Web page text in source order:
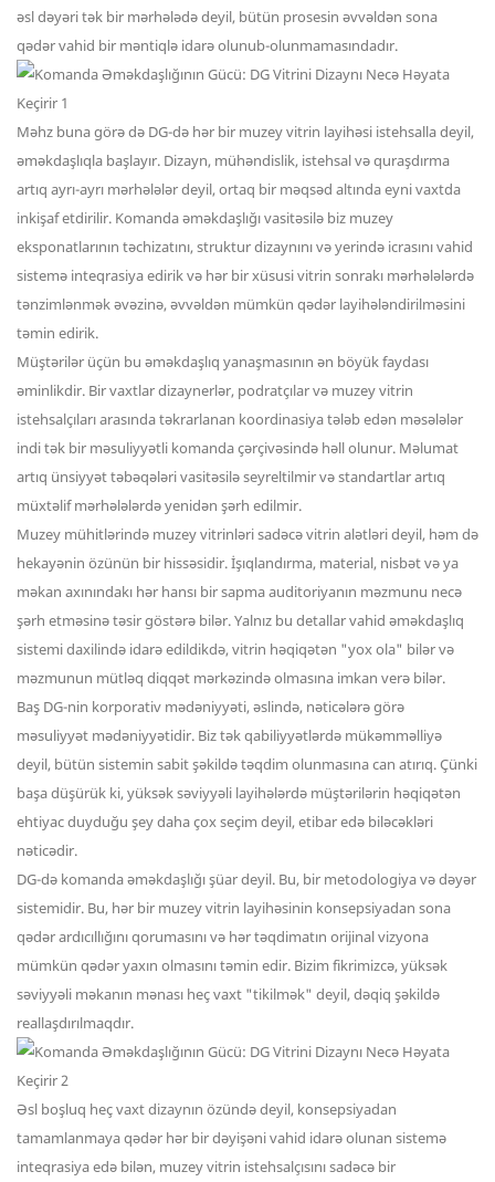
əsl dəyəri tək bir mərhələdə deyil, bütün prosesin əvvəldən sona
qədər vahid bir məntiqlə idarə olunub-olunmamasındadır.
Məhz buna görə də DG-də hər bir muzey vitrin layihəsi istehsalla deyil,
əməkdaşlıqla başlayır. Dizayn, mühəndislik, istehsal və quraşdırma
artıq ayrı-ayrı mərhələlər deyil, ortaq bir məqsəd altında eyni vaxtda
inkişaf etdirilir. Komanda əməkdaşlığı vasitəsilə biz muzey
eksponatlarının təchizatını, struktur dizaynını və yerində icrasını vahid
sistemə inteqrasiya edirik və hər bir xüsusi vitrin sonrakı mərhələlərdə
tənzimlənmək əvəzinə, əvvəldən mümkün qədər layihələndirilməsini
təmin edirik.
Müştərilər üçün bu əməkdaşlıq yanaşmasının ən böyük faydası
əminlikdir. Bir vaxtlar dizaynerlər, podratçılar və muzey vitrin
istehsalçıları arasında təkrarlanan koordinasiya tələb edən məsələlər
indi tək bir məsuliyyətli komanda çərçivəsində həll olunur. Məlumat
artıq ünsiyyət təbəqələri vasitəsilə seyreltilmir və standartlar artıq
müxtəlif mərhələlərdə yenidən şərh edilmir.
Muzey mühitlərində muzey vitrinləri sadəcə vitrin alətləri deyil, həm də
hekayənin özünün bir hissəsidir. İşıqlandırma, material, nisbət və ya
məkan axınındakı hər hansı bir sapma auditoriyanın məzmunu necə
şərh etməsinə təsir göstərə bilər. Yalnız bu detallar vahid əməkdaşlıq
sistemi daxilində idarə edildikdə, vitrin həqiqətən "yox ola" bilər və
məzmunun mütləq diqqət mərkəzində olmasına imkan verə bilər.
Baş DG-nin korporativ mədəniyyəti, əslində, nəticələrə görə
məsuliyyət mədəniyyətidir. Biz tək qabiliyyətlərdə mükəmməlliyə
deyil, bütün sistemin sabit şəkildə təqdim olunmasına can atırıq. Çünki
başa düşürük ki, yüksək səviyyəli layihələrdə müştərilərin həqiqətən
ehtiyac duyduğu şey daha çox seçim deyil, etibar edə biləcəkləri
nəticədir.
DG-də komanda əməkdaşlığı şüar deyil. Bu, bir metodologiya və dəyər
sistemidir. Bu, hər bir muzey vitrin layihəsinin konsepsiyadan sona
qədər ardıcıllığını qorumasını və hər təqdimatın orijinal vizyona
mümkün qədər yaxın olmasını təmin edir. Bizim fikrimizcə, yüksək
səviyyəli məkanın mənası heç vaxt "tikilmək" deyil, dəqiq şəkildə
reallaşdırılmaqdır.
Əsl boşluq heç vaxt dizaynın özündə deyil, konsepsiyadan
tamamlanmaya qədər hər bir dəyişəni vahid idarə olunan sistemə
inteqrasiya edə bilən, muzey vitrin istehsalçısını sadəcə bir